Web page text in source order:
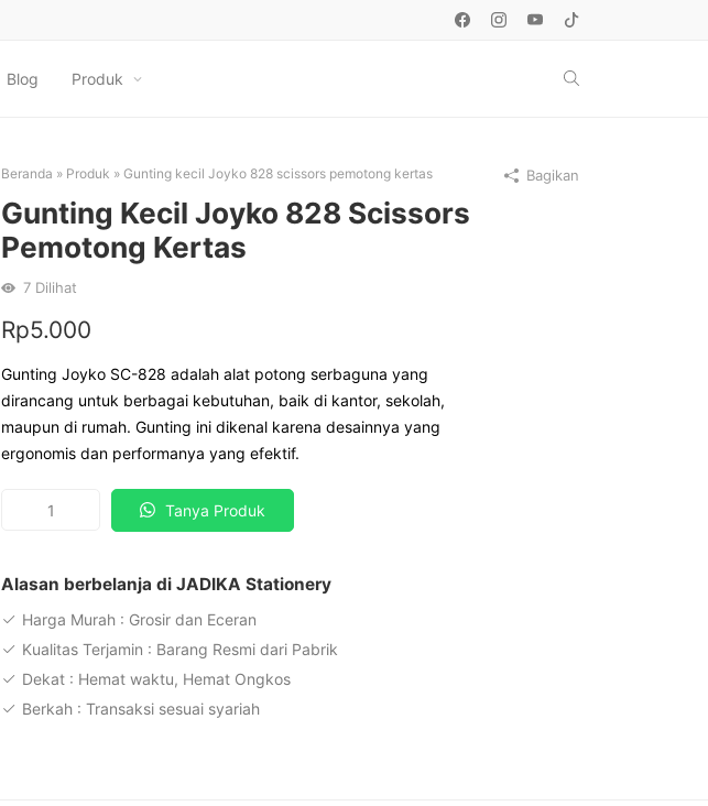
Blog Produk
Beranda » Produk » Gunting kecil Joyko 828 scissors pemotong kertas
Gunting Kecil Joyko 828 Scissors
Pemotong Kertas
7 Dilihat
Rp5.000
Gunting Joyko SC-828 adalah alat potong serbaguna yang
dirancang untuk berbagai kebutuhan, baik di kantor, sekolah,
maupun di rumah. Gunting ini dikenal karena desainnya yang
ergonomis dan performanya yang efektif.
Joyko
scissors
pemotong
kertas
Tanya Produk
Alasan berbelanja di JADIKA Stationery
Harga Murah : Grosir dan Eceran
Kualitas Terjamin : Barang Resmi dari Pabrik
Dekat : Hemat waktu, Hemat Ongkos
Berkah : Transaksi sesuai syariah
Bagikan